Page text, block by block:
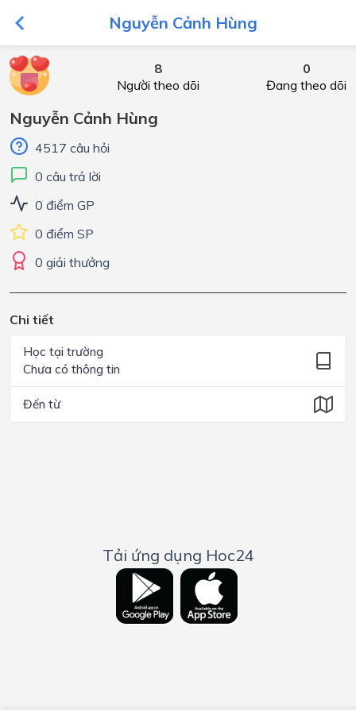
Nguyễn Cảnh Hùng
8
Người theo dõi
0
Đang theo dõi
Nguyễn Cảnh Hùng
4517 câu hỏi
0 câu trả lời
0 điểm GP
0 điểm SP
0 giải thưởng
Chi tiết
Học tại trường
Chưa có thông tin
Đến từ
Tải ứng dụng Hoc24